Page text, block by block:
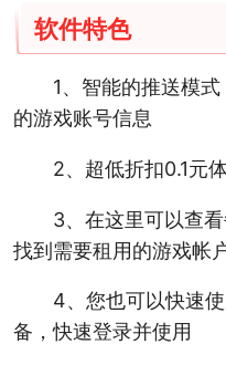
软件特色
1、智能的推送模
的游戏账号信息
2、超低折扣0.1元
3、在这里可以查
找到需要租用的游戏帐
4、您也可以快速
备，快速登录并使用